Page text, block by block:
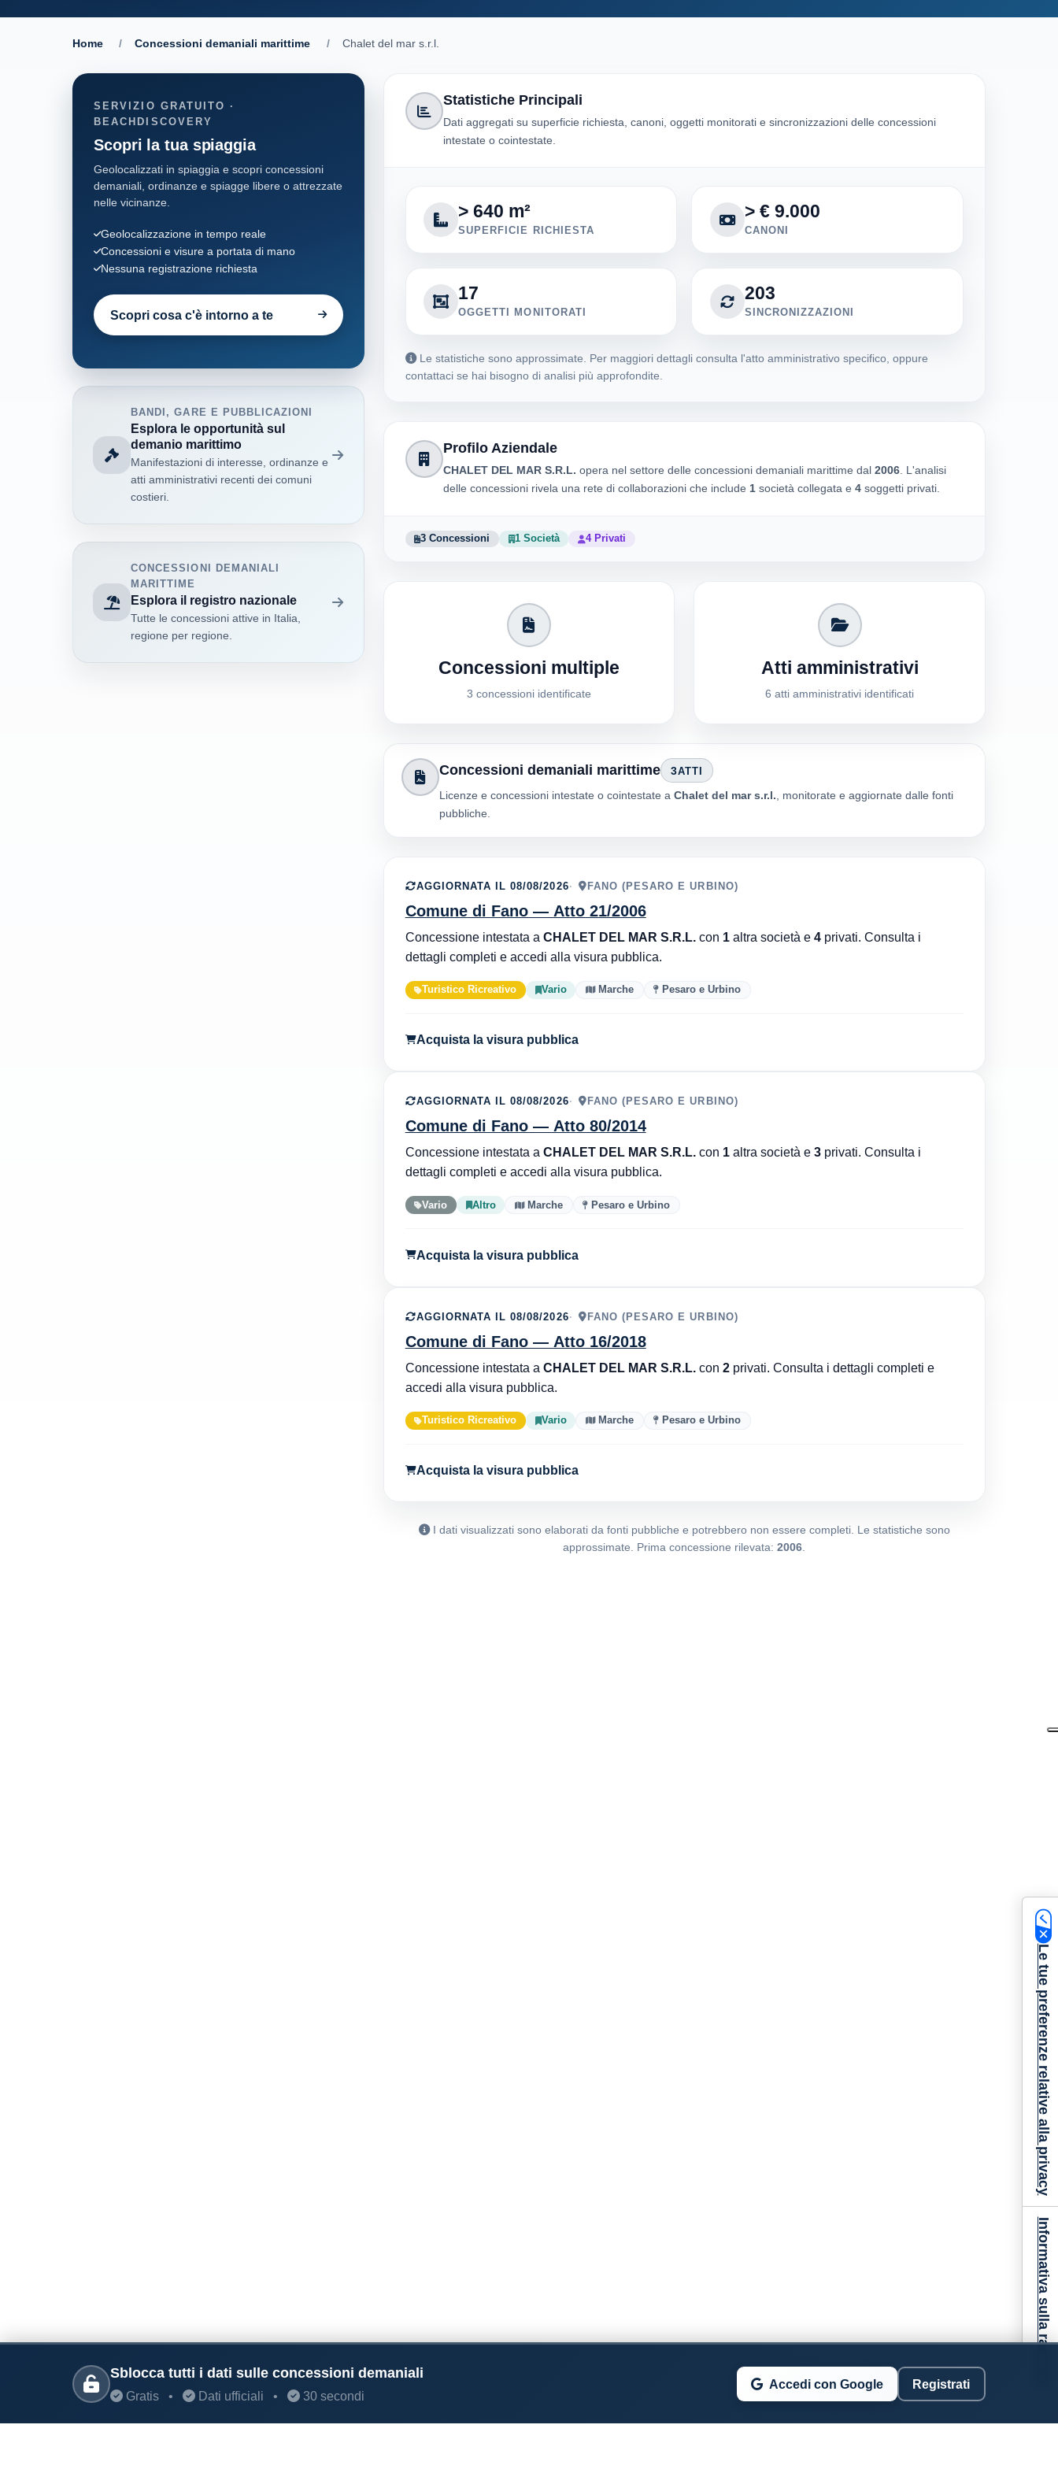
Home / Concessioni demaniali marittime / Chalet del mar s.r.l.
Statistiche Principali
Dati aggregati su superficie richiesta, canoni, oggetti monitorati e sincronizzazioni delle concessioni
intestate o cointestate.
> 640 m²
SUPERFICIE RICHIESTA
> € 9.000
CANONI
17
OGGETTI MONITORATI
203
SINCRONIZZAZIONI
Le statistiche sono approssimate. Per maggiori dettagli consulta l'atto amministrativo specifico, oppure
contattaci se hai bisogno di analisi più approfondite.
Profilo Aziendale
CHALET DEL MAR S.R.L. opera nel settore delle concessioni demaniali marittime dal 2006. L'analisi
delle concessioni rivela una rete di collaborazioni che include 1società collegata e 4soggetti privati.
3 Concessioni 1 Società 4 Privati
Concessioni multiple
3 concessioni identificate
Atti amministrativi
6 atti amministrativi identificati
Concessioni demaniali marittime 3ATTI
Licenze e concessioni intestate o cointestate aChalet del mar s.r.l. , monitorate e aggiornate dalle fonti
pubbliche.
AGGIORNATA IL 08/08/2026 FANO (PESARO E URBINO)
Comune di Fano — Atto 21/2006
Concessione intestata a CHALET DEL MAR S.R.L.con 1altra società e 4privati. Consulta i
dettagli completi e accedi alla visura pubblica.
Turistico Ricreativo Vario Marche Pesaro e Urbino
Acquista la visura pubblica
AGGIORNATA IL 08/08/2026 FANO (PESARO E URBINO)
Comune di Fano — Atto 80/2014
Concessione intestata a CHALET DEL MAR S.R.L.con 1altra società e 3privati. Consulta i
dettagli completi e accedi alla visura pubblica.
Vario Altro Marche Pesaro e Urbino
Acquista la visura pubblica
AGGIORNATA IL 08/08/2026 FANO (PESARO E URBINO)
Comune di Fano — Atto 16/2018
Concessione intestata a CHALET DEL MAR S.R.L.con 2privati. Consulta i dettagli completi e
accedi alla visura pubblica.
Turistico Ricreativo Vario Marche Pesaro e Urbino
Acquista la visura pubblica
I dati visualizzati sono elaborati da fonti pubbliche e potrebbero non essere completi. Le statistiche sono
approssimate. Prima concessione rilevata:2006.
SERVIZIO GRATUITO ·
BEACHDISCOVERY
Scopri la tua spiaggia
Geolocalizzati in spiaggia e scopri concessioni
demaniali, ordinanze e spiagge libere o attrezzate
nelle vicinanze.
Geolocalizzazione in tempo reale
Concessioni e visure a portata di mano
Nessuna registrazione richiesta
Scopri cosa c'è intorno a te
BANDI, GARE E PUBBLICAZIONI
Esplora le opportunità sul
demanio marittimo
Manifestazioni di interesse, ordinanze e
atti amministrativi recenti dei comuni
costieri.
CONCESSIONI DEMANIALI
MARITTIME
Esplora il registro nazionale
Tutte le concessioni attive in Italia,
regione per regione.
Sblocca tutti i dati sulle concessioni demaniali
Gratis • Dati ufficiali • 30 secondi
Accedi con Google Registrati
Le tue preferenze relative alla privacy
Informativa sulla raccolta